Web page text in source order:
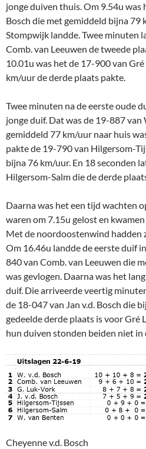
jonge duiven thuis. Om 9.54u was
Bosch die met gemiddeld bijna 79
Stompwijk landde. Twee minuten
Comb. van Leeuwen de tweede
10.01u was het de 17-900 van
km/uur de derde plaats pakte.
Twee minuten na de eerste oude
jonge duif. Dat was de 19-887 van
gemiddeld 77 km/uur naar huis
pakte de 19-790 van Hilgersom-
bijna 76 km/uur. En 18 seconden
Hilgersom-Salm die de derde
Daarna was het een tijd wachten
waren om 7.15u gelost en
Met de noordoostenwind hadden
Om 16.46u landde de eerste duif
840 van Comb. van Leeuwen die
was gevlogen. Daarna was het
duif. Die arriveerde veertig
de 18-047 van Jan v.d. Bosch die
gedeelde derde plaats is voor Gré
hun duiven stonden beiden niet in
Cheyenne v.d. Bosch